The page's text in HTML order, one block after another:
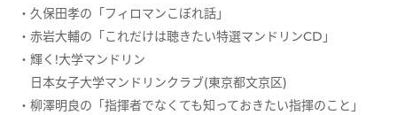
・久保田孝の「フィロマンこぼれ話」
・赤岩大輔の「これだけは聴きたい特選マンドリンCD」
・輝く!大学マンドリン
日本女子大学マンドリンクラブ(東京都文京区)
・柳澤明良の「指揮者でなくても知っておきたい指揮のこと」